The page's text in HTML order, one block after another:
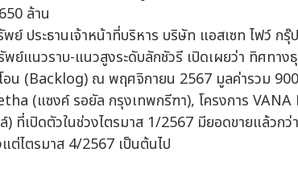
ย์ ประธานเจ้าหน้าที่บริหาร บริษัท แอสเซท ไฟว์ ก
แนวราบ-แนวสูงระดับลักชัวรี เปิดเผยว่า ทิศทาง
อน (Backlog) ณ พฤศจิกายน 2567 มูลค่ารวม
(แซงค์ รอยัล กรุงเทพกรีฑา), โครงการ
) ที่เปิดตัวในช่วงไตรมาส 1/2567 มียอดขายแล้วกว่
ต่ไตรมาส 4/2567 เป็นต้นไป